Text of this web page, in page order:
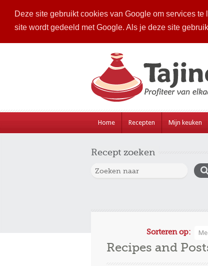
Deze site gebruikt cookies van Google om services
site wordt gedeeld met Google. Als je deze site
Home Recepten Mijn keuken
Recept zoeken
Sorteren op:
Recipes and